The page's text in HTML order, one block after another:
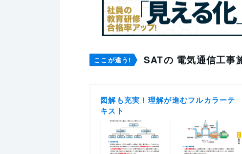
ここが違う! SATの 電気通信工事
図解も充実！理解が進むフルカラーテ
キスト